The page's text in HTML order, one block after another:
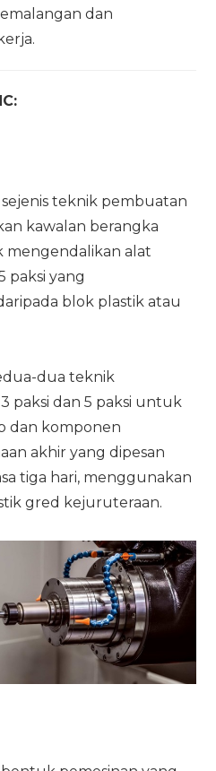
dan
sejenis teknik pembuatan
kawalan berangka
mengendalikan alat
paksi yang
blok plastik atau
dua teknik
paksi dan 5 paksi untuk
dan komponen
akhir yang dipesan
tiga hari, menggunakan
gred kejuruteraan.